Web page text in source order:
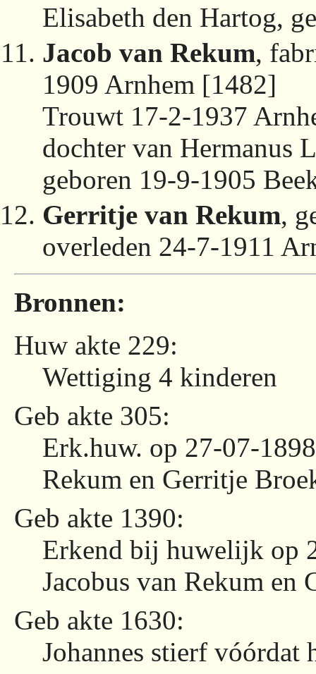
Elisabeth den Hartog,
Jacob van Rekum,
1909 Arnhem [1482]
Trouwt 17-2-1937
dochter van Hermanus
geboren 19-9-1905
Gerritje van Rekum,
overleden 24-7-1911
Bronnen:
Huw akte 229:
Wettiging 4 kinderen
Geb akte 305:
Erk.huw. op 27-07-
Rekum en Gerritje
Geb akte 1390:
Erkend bij huwelijk op
Jacobus van Rekum en
Geb akte 1630:
Johannes stierf